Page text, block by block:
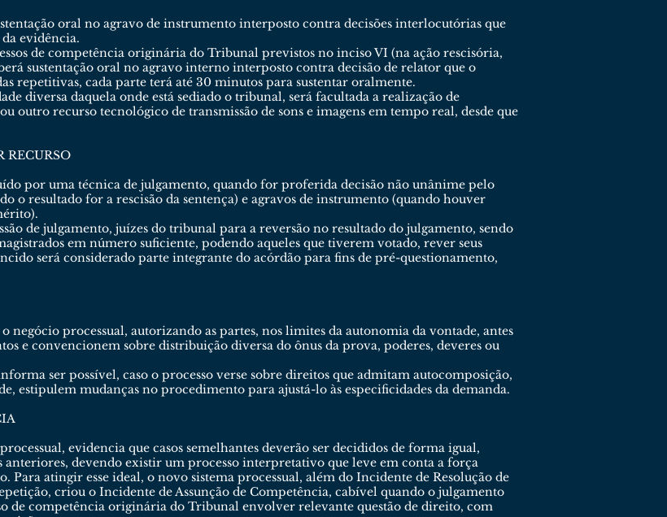
oral no agravo de instrumento interposto contra decisões interlocutórias que
evidência.
de competência originária do Tribunal previstos no inciso VI (na ação rescisória,
sustentação oral no agravo interno interposto contra decisão de relator que o
repetitivas, cada parte terá até 30 minutos para sustentar oralmente.
diversa daquela onde está sediado o tribunal, será facultada a realização de
outro recurso tecnológico de transmissão de sons e imagens em tempo real, desde que
RECURSO
por uma técnica de julgamento, quando for proferida decisão não unânime pelo
o resultado for a rescisão da sentença) e agravos de instrumento (quando houver
de julgamento, juízes do tribunal para a reversão no resultado do julgamento, sendo
em número suficiente, podendo aqueles que tiverem votado, rever seus
será considerado parte integrante do acórdão para fins de pré-questionamento,
negócio processual, autorizando as partes, nos limites da autonomia da vontade, antes
e convencionem sobre distribuição diversa do ônus da prova, poderes, deveres ou
ser possível, caso o processo verse sobre direitos que admitam autocomposição,
estipulem mudanças no procedimento para ajustá-lo às especificidades da demanda.
evidencia que casos semelhantes deverão ser decididos de forma igual,
devendo existir um processo interpretativo que leve em conta a força
atingir esse ideal, o novo sistema processual, além do Incidente de Resolução de
criou o Incidente de Assunção de Competência, cabível quando o julgamento
de competência originária do Tribunal envolver relevante questão de direito, com